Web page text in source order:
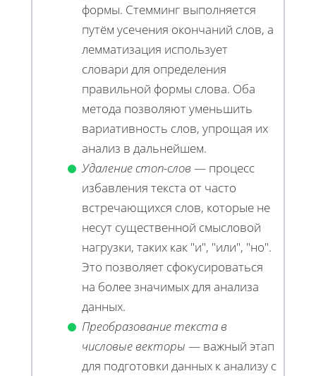
формы. Стемминг выполняется
путём усечения окончаний слов, а
лемматизация использует
словари для определения
правильной формы слова. Оба
метода позволяют уменьшить
вариативность слов, упрощая их
анализ в дальнейшем.
Удаление стоп-слов — процесс
избавления текста от часто
встречающихся слов, которые не
несут существенной смысловой
нагрузки, таких как "и", "или", "но".
Это позволяет сфокусироваться
на более значимых для анализа
данных.
Преобразование текста в
числовые векторы — важный этап
для подготовки данных к анализу с